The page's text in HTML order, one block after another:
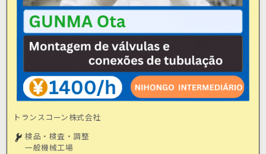
トランスコーン株式会社
検品・検査・調整
一般機械工場